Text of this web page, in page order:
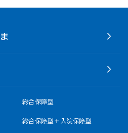
総合保障型
総合保障型＋入院保障型